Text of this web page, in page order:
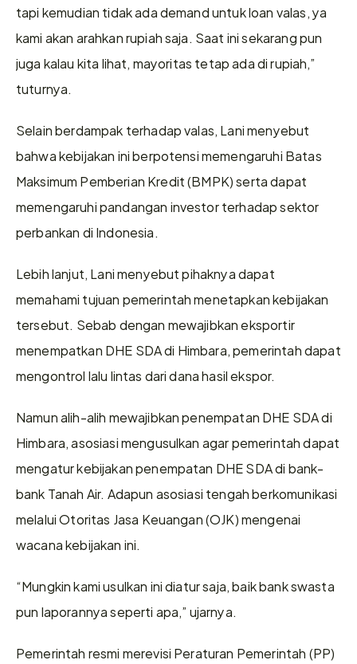
tapi kemudian tidak ada demand untuk loan valas, ya
kami akan arahkan rupiah saja. Saat ini sekarang pun
juga kalau kita lihat, mayoritas tetap ada di rupiah,”
tuturnya.
Selain berdampak terhadap valas, Lani menyebut
bahwa kebijakan ini berpotensi memengaruhi Batas
Maksimum Pemberian Kredit (BMPK) serta dapat
memengaruhi pandangan investor terhadap sektor
perbankan di Indonesia.
Lebih lanjut, Lani menyebut pihaknya dapat
memahami tujuan pemerintah menetapkan kebijakan
tersebut. Sebab dengan mewajibkan eksportir
menempatkan DHE SDA di Himbara, pemerintah dapat
mengontrol lalu lintas dari dana hasil ekspor.
Namun alih-alih mewajibkan penempatan DHE SDA di
Himbara, asosiasi mengusulkan agar pemerintah dapat
mengatur kebijakan penempatan DHE SDA di bank-
bank Tanah Air. Adapun asosiasi tengah berkomunikasi
melalui Otoritas Jasa Keuangan (OJK) mengenai
wacana kebijakan ini.
“Mungkin kami usulkan ini diatur saja, baik bank swasta
pun laporannya seperti apa,” ujarnya.
Pemerintah resmi merevisi Peraturan Pemerintah (PP)